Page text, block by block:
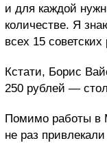
и для каждой
количестве. Я
всех 15 советских
Кстати, Борис
250 рублей —
Помимо работы в
не раз